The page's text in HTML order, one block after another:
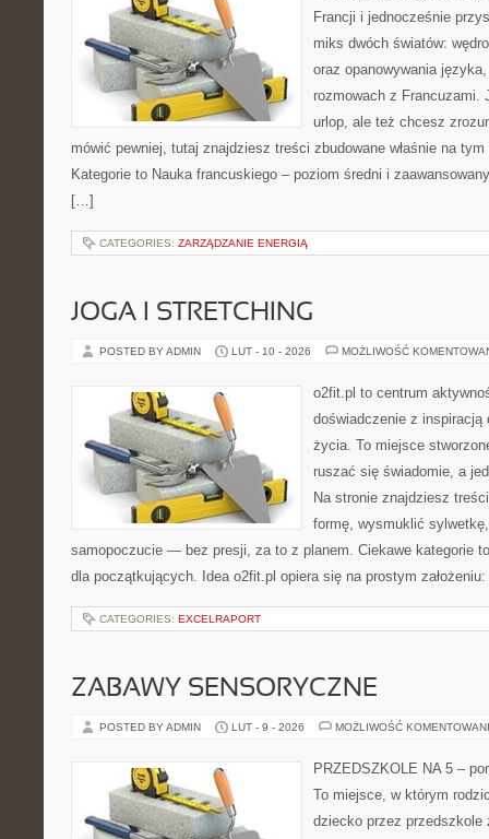
Francji i jednocześnie
miks dwóch światów:
oraz opanowywania
rozmowach z Francuzami.
urlop, ale też chcesz
mówić pewniej, tutaj znajdziesz treści zbudowane właśnie na
Kategorie to Nauka francuskiego – poziom średni i
[…]
CATEGORIES: ZARZĄDZANIE ENERGIĄ
JOGA I STRETCHING
POSTED BY ADMIN LUT - 10 - 2026 MOŻLIWOŚĆ
o2fit.pl to centrum
doświadczenie z
życia. To miejsce
ruszać się świadomie, a
Na stronie znajdziesz
formę, wysmuklić
samopoczucie — bez presji, za to z planem. Ciekawe kategorie
dla początkujących. Idea o2fit.pl opiera się na prostym
CATEGORIES: EXCELRAPORT
ZABAWY SENSORYCZNE
POSTED BY ADMIN LUT - 9 - 2026 MOŻLIWOŚĆ
PRZEDSZKOLE NA 5 –
To miejsce, w którym
dziecko przez przedszkole